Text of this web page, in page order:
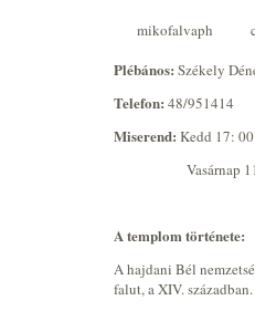
mikofalvaph
Plébános: Székely
Telefon: 48/951414
Miserend: Kedd 17: 00
Vasárnap
A templom története:
A hajdani Bél
falut, a XIV. században.